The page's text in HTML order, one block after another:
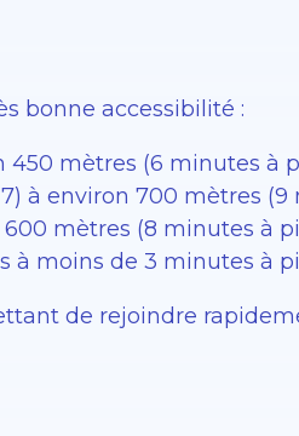
bonne accessibilité :
450 mètres (6 minutes à
à environ 700 mètres
mètres (8 minutes à
à moins de 3 minutes à
de rejoindre